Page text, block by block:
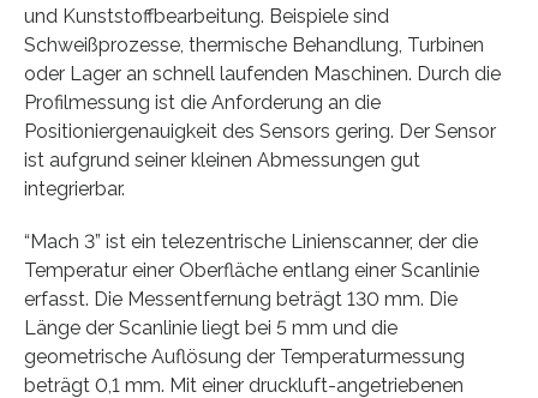
und Kunststoffbearbeitung. Beispiele sind
Schweißprozesse, thermische Behandlung, Turbinen
oder Lager an schnell laufenden Maschinen. Durch die
Profilmessung ist die Anforderung an die
Positioniergenauigkeit des Sensors gering. Der Sensor
ist aufgrund seiner kleinen Abmessungen gut
integrierbar.
“Mach 3” ist ein telezentrische Linienscanner, der die
Temperatur einer Oberfläche entlang einer Scanlinie
erfasst. Die Messentfernung beträgt 130 mm. Die
Länge der Scanlinie liegt bei 5 mm und die
geometrische Auflösung der Temperaturmessung
beträgt 0,1 mm. Mit einer druckluft-angetriebenen